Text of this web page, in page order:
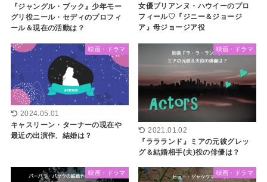
『ジャングル・ブック』少年モー
グリ役ニール・セディのプロフィ
ール＆現在の活動は？
女優ブリアンヌ・ハウイーのプロ
フィール♡『ジニー＆ジョージ
ア』母ジョージア役
映画・ドラマ
2024.05.01
キャスリーン・ターナーの現在や
最近の出演作、結婚は？
映画・ドラマ
2021.01.02
『ララランド』ミアの元彼グレッ
グ＆結婚相手(夫)役の俳優は？
映画・ドラマ 映画・ドラマ